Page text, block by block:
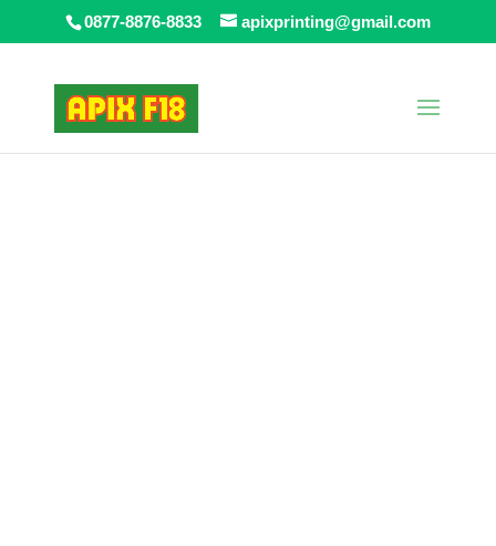
0877-8876-8833 apixprinting@gmail.com
/Cetak Outdoor/ Flexi Korea Cina